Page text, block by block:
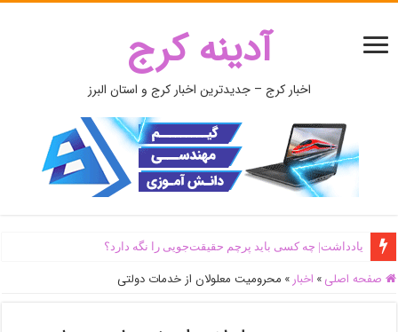
آدینه کرج
اخبار کرج – جدیدترین اخبار کرج و استان البرز
یادداشت| ‌چه کسی باید پرچم حقیقت‌جویی را نگه دارد؟
صفحه اصلی » اخبار » محرومیت معلولان از خدمات دولتی